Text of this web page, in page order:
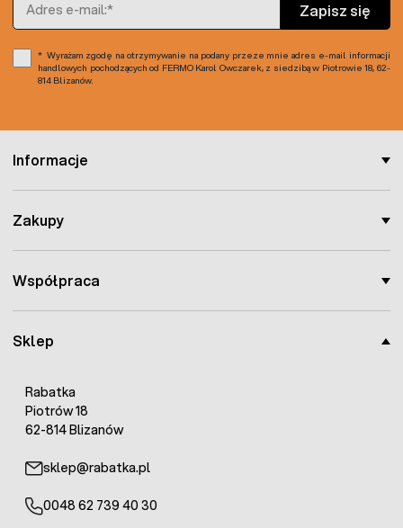
Sklep
Rabatka
Piotrów 18
62-814 Blizanów
sklep@rabatka.pl
0048 62 739 40 30
Informacje
Zakupy
Współpraca
Zapisz się
Wyrażam zgodę na otrzymywanie na podany przeze mnie adres e-mail informacji
handlowych pochodzących od FERMO Karol Owczarek, z siedzibą w Piotrowie 18, 62-
814 Blizanów.